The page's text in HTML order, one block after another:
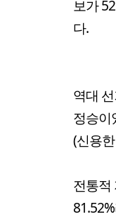
보가
다.
역대
정승이
(신용
전통적